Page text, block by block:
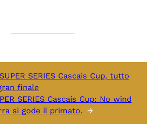
SERIES Cascais Cup, tutto
finale
SERIES Cascais Cup: No wind
si gode il primato. →